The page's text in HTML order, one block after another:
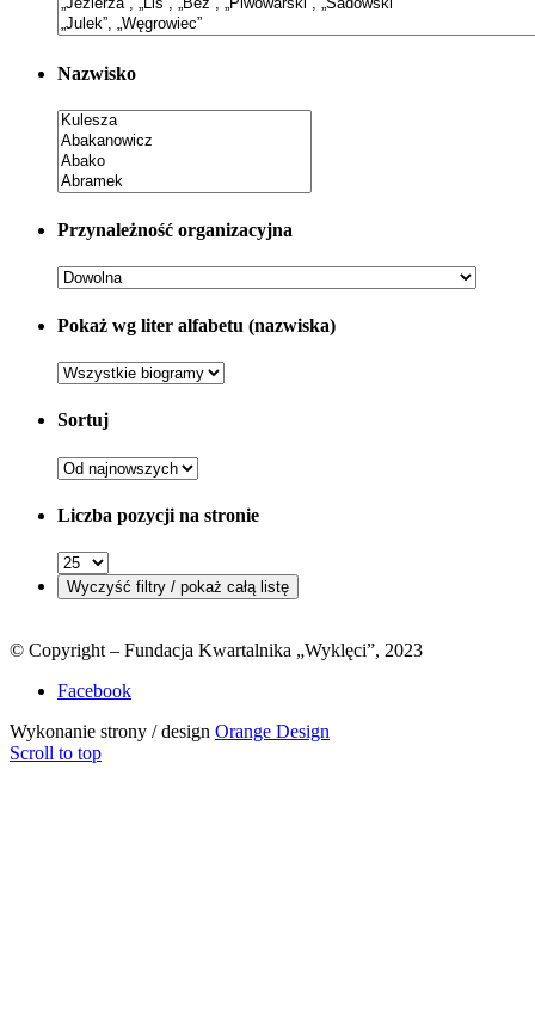
Nazwisko
Przynależność organizacyjna
Pokaż wg liter alfabetu (nazwiska)
Sortuj
Liczba pozycji na stronie
© Copyright – Fundacja Kwartalnika „Wyklęci”, 2023
Facebook
Wykonanie strony / design Orange Design
Scroll to top